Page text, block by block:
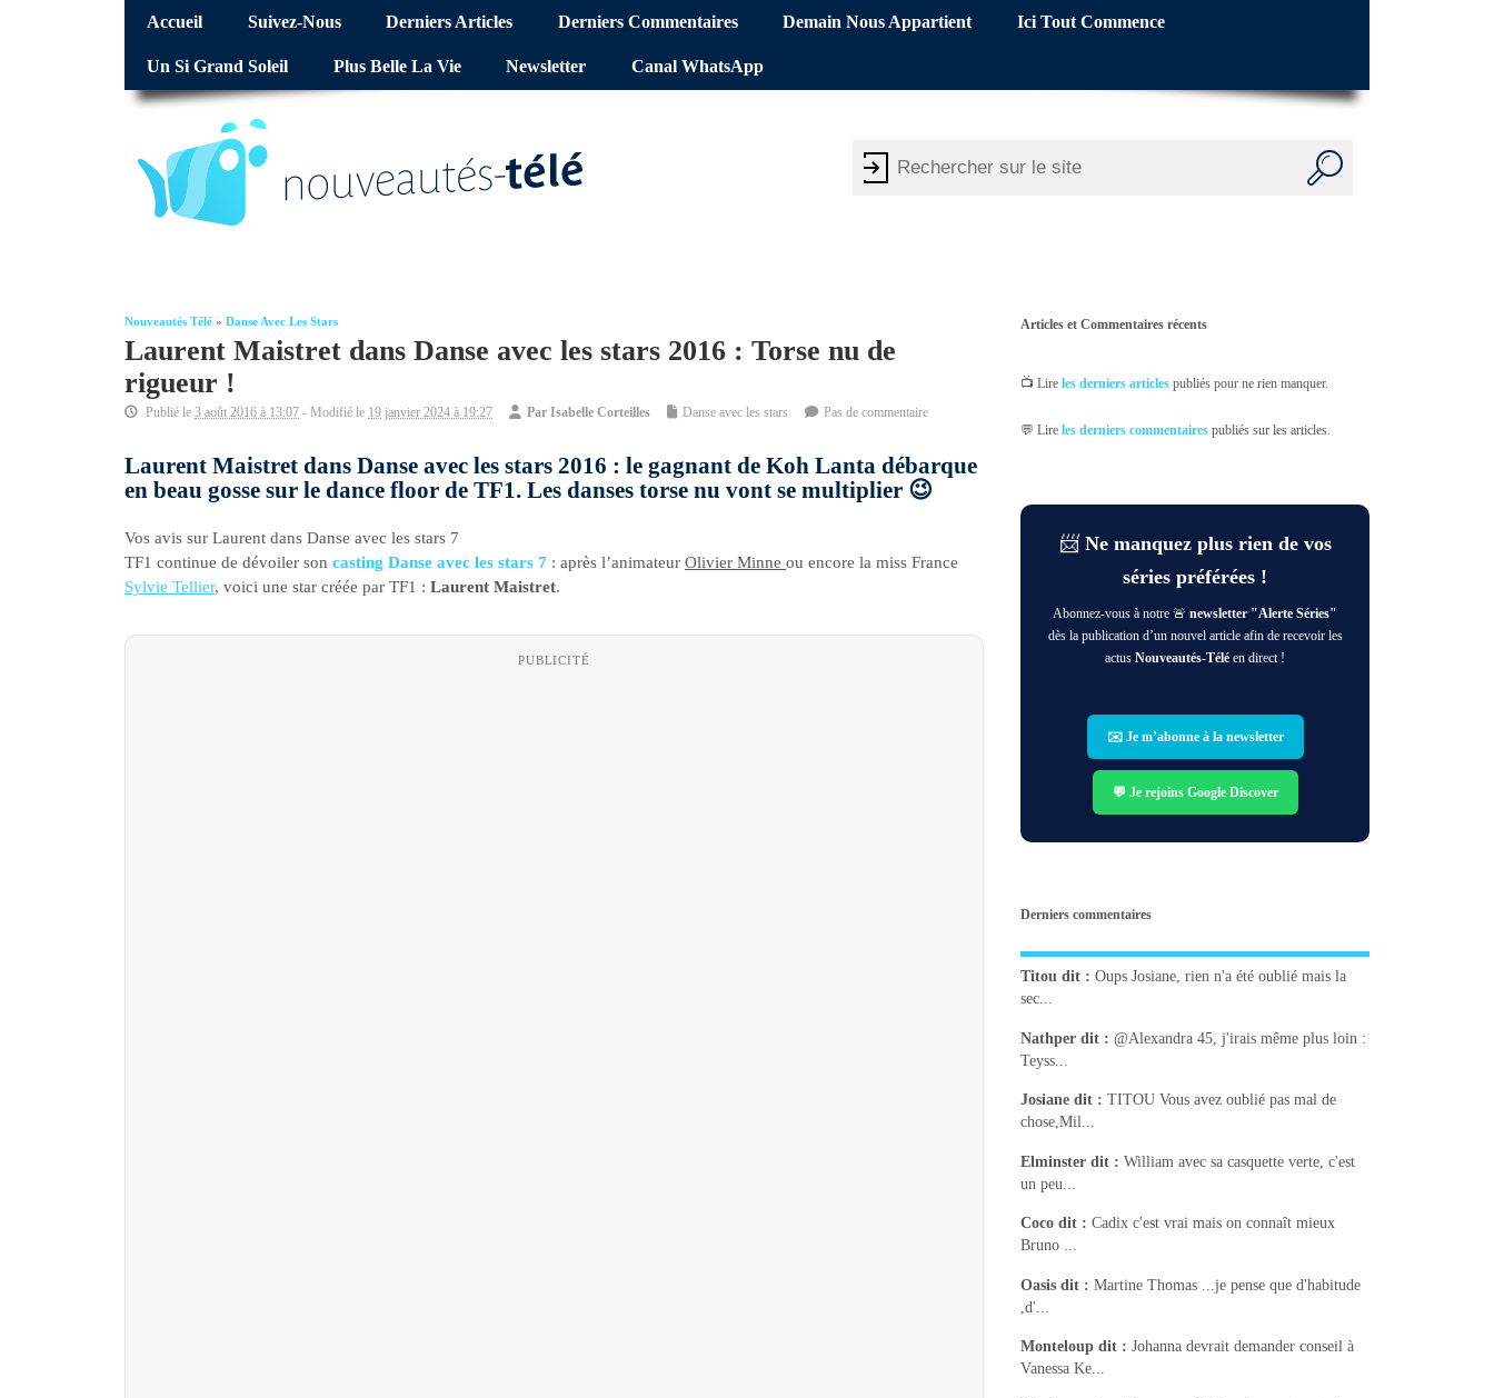
Accueil Suivez-Nous Derniers Articles Derniers Commentaires Demain Nous Appartient Ici Tout Commence
Un Si Grand Soleil Plus Belle La Vie Newsletter Canal WhatsApp
Nouveautés Télé » Danse Avec Les Stars
Laurent Maistret dans Danse avec les stars 2016 : Torse nu de
rigueur !
Publié le 3 août 2016 à 13:07 - Modifié le 19 janvier 2024 à 19:27 Par Isabelle Corteilles Danse avec les stars Pas de commentaire
Laurent Maistret dans Danse avec les stars 2016 : le gagnant de Koh Lanta débarque
en beau gosse sur le dance floor de TF1. Les danses torse nu vont se multiplier 😉
Vos avis sur Laurent dans Danse avec les stars 7
TF1 continue de dévoiler son casting Danse avec les stars 7 : après l’animateur Olivier Minne ou encore la miss France
Sylvie Tellier, voici une star créée par TF1 : Laurent Maistret.
PUBLICITÉ
Articles et Commentaires récents
📺 Lireles derniers articles publiés pour ne rien manquer.
💬 Lireles derniers commentaires publiés sur les articles.
📨 Ne manquez plus rien de vos
séries préférées !
Abonnez-vous à notre 🚨newsletter "Alerte Séries"
dès la publication d’un nouvel article afin de recevoir les
actusNouveautés-Télé en direct !
✉️ Je m’abonne à la newsletter
💬 Je rejoins Google Discover
Derniers commentaires
Titou dit : Oups Josiane, rien n'a été oublié mais la
sec...
Nathper dit : @Alexandra 45, j'irais même plus loin :
Teyss...
Josiane dit : TITOU Vous avez oublié pas mal de
chose,Mil...
Elminster dit : William avec sa casquette verte, c'est
un peu...
Coco dit : Cadix c'est vrai mais on connaît mieux
Bruno ...
Oasis dit : Martine Thomas ...je pense que d'habitude
,d'...
Monteloup dit : Johanna devrait demander conseil à
Vanessa Ke...